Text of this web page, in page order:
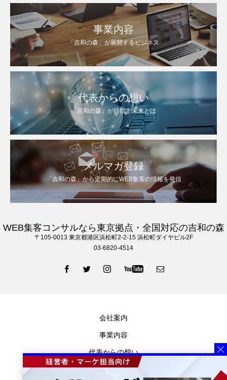
事業内容
「吉和の森」が展開するビジネス
代表からの想い
「吉和の森」が目指す未来とは
メルマガ登録
「吉和の森」から定期的にWEB集客の情報を発信
WEB集客コンサルなら東京拠点・全国対応の吉和の森
〒105‐0013 東京都港区浜松町2-2-15 浜松町ダイヤビル2F
03-6820-4514
会社案内
事業内容
代表からの想い
お知らせ